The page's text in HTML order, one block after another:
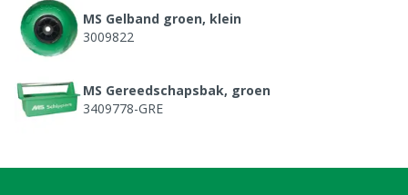
MS Gelband groen, klein
3009822
MS Gereedschapsbak, groen
3409778-GRE